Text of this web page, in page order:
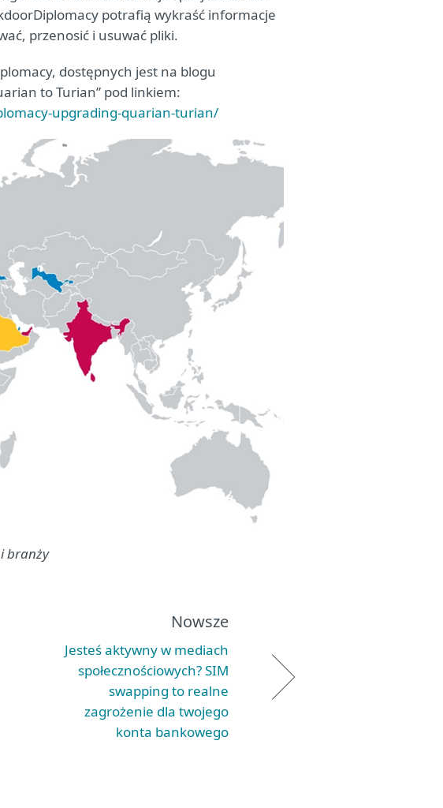
potrafią wykraść informacje
przenosić i usuwać pliki.
dostępnych jest na blogu
to Turian” pod linkiem:
upgrading-quarian-turian/
branży
Nowsze
Jesteś aktywny w mediach
społecznościowych? SIM
swapping to realne
zagrożenie dla twojego
konta bankowego